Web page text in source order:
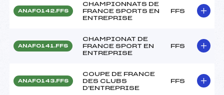
ANAF0142.FFS
CHAMPIONNATS DE
FRANCE SPORTS EN
ENTREPRISE
FFS
ANAF0141.FFS
CHAMPIONAT DE
FRANCE SPORT EN
ENTREPRISE
FFS
ANAF0143.FFS
COUPE DE FRANCE
DES CLUBS
D'ENTREPRISE
FFS